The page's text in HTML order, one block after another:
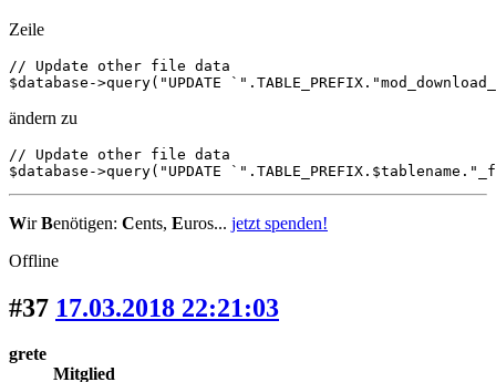
Zeile
// Update other file data
$database->query("UPDATE
ändern zu
// Update other file data
$database->query("UPDATE
WirBenötigen: Cents, Euros... jetzt spenden!
Offline
#37 17.03.2018 22:21:03
grete
Mitglied